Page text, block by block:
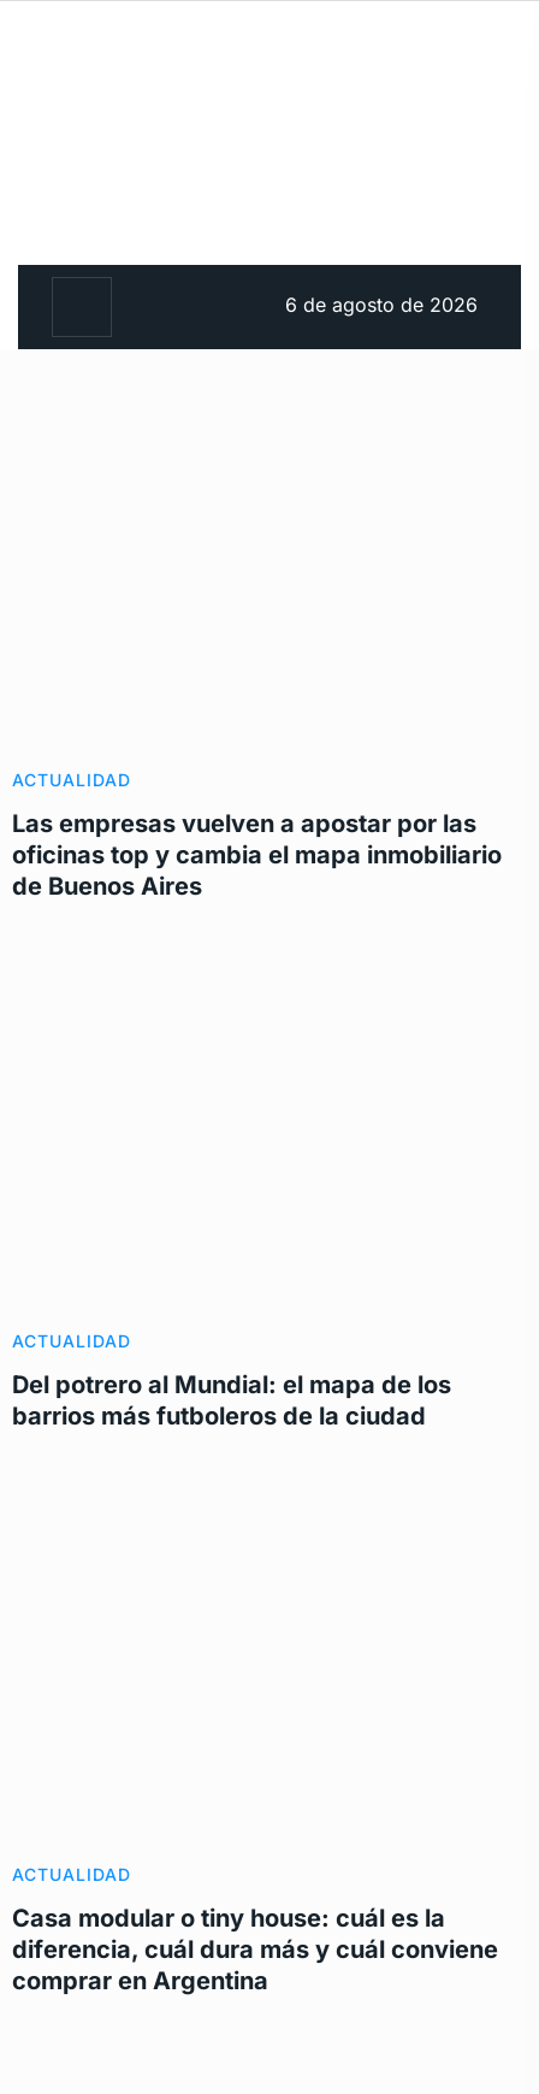
6 de agosto de 2026
ACTUALIDAD
Las empresas vuelven a apostar por las
oficinas top y cambia el mapa inmobiliario
de Buenos Aires
ACTUALIDAD
Del potrero al Mundial: el mapa de los
barrios más futboleros de la ciudad
ACTUALIDAD
Casa modular o tiny house: cuál es la
diferencia, cuál dura más y cuál conviene
comprar en Argentina